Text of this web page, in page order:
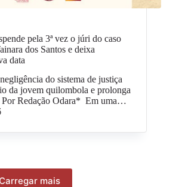
pela 3ª vez o júri do caso
dos Santos e deixa
data
do sistema de justiça
da jovem quilombola e prolonga
Por Redação Odara* Em uma…
mais